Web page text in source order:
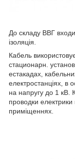
До складу ВВГ
ізоляція.
Кабель
стационарн.
естакадах,
електростанціях, в
на напругу до 1 кВ.
проводки
приміщеннях.